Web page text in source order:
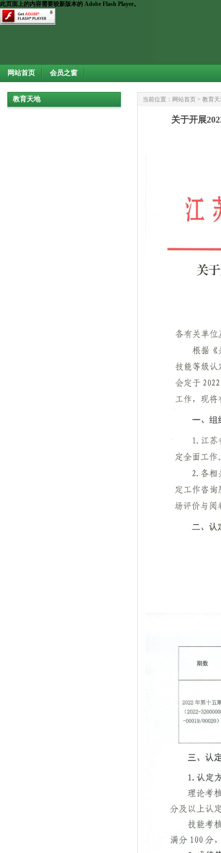
此页面上的内容需要较新版本的 Adobe Flash Player。
网站首页 会员之窗
教育天地 当前位置： 网站首页 > 教育
关于开展